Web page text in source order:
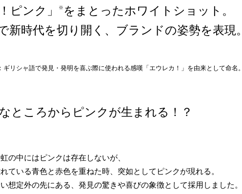
ピンク」 ※ をまとったホワイトショット。
新時代を切り開く、ブランドの姿勢を表現。
リシャ語で発見・発明を喜ぶ際に使われる感嘆「エウレカ！」を由来として命名。
ところからピンクが生まれる！？
の中にはピンクは存在しないが、
ている青色と赤色を重ねた時、突如としてピンクが現れる。
想定外の先にある、発見の驚きや喜びの象徴として採用しました。